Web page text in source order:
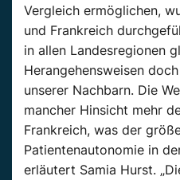
Vergleich ermöglichen,
und Frankreich
in allen Landesregionen
Herangehensweisen
unserer Nachbarn. Die
mancher Hinsicht mehr
Frankreich, was der
Patientenautonomie in
erläutert Samia Hurst.